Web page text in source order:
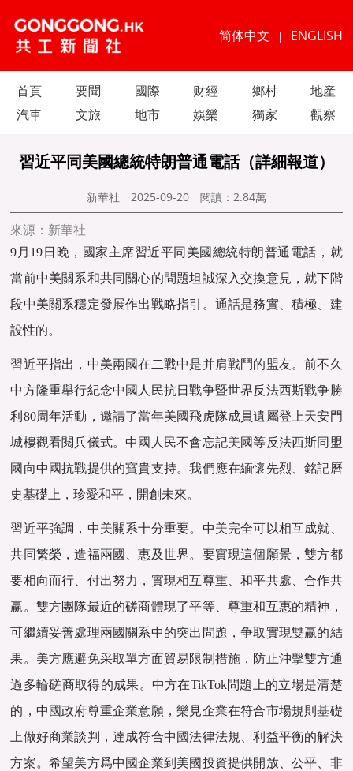
简体中文 | ENGLISH
首頁 要聞 國際 财經 鄉村
地産
汽車
文旅 地市 娛樂 獨家 觀察
習近平同美國總統特朗普通電話（詳細報道）
新華社 2025-09-20 閱讀： 2.84萬
來源：新華社
9月19日晚，國家主席習近平同美國總統特朗普通電話，就
當前中美關系和共同關心的問題坦誠深入交換意見，就下階
段中美關系穩定發展作出戰略指引。通話是務實、積極、建
設性的。
習近平指出，中美兩國在二戰中是并肩戰鬥的盟友。前不久
中方隆重舉行紀念中國人民抗日戰争暨世界反法西斯戰争勝
利80周年活動，邀請了當年美國飛虎隊成員遺屬登上天安門
城樓觀看閱兵儀式。中國人民不會忘記美國等反法西斯同盟
國向中國抗戰提供的寶貴支持。我們應在緬懷先烈、銘記曆
史基礎上，珍愛和平，開創未來。
習近平強調，中美關系十分重要。中美完全可以相互成就、
共同繁榮，造福兩國、惠及世界。要實現這個願景，雙方都
要相向而行、付出努力，實現相互尊重、和平共處、合作共
赢。雙方團隊最近的磋商體現了平等、尊重和互惠的精神，
可繼續妥善處理兩國關系中的突出問題，争取實現雙赢的結
果。美方應避免采取單方面貿易限制措施，防止沖擊雙方通
過多輪磋商取得的成果。中方在TikTok問題上的立場是清楚
的，中國政府尊重企業意願，樂見企業在符合市場規則基礎
上做好商業談判，達成符合中國法律法規、利益平衡的解決
方案。希望美方爲中國企業到美國投資提供開放、公平、非